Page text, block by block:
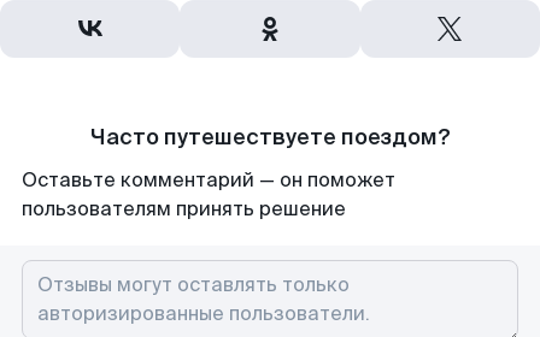
Часто путешествуете поездом?
Оставьте комментарий — он поможет
пользователям принять решение